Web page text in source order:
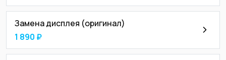
Замена дисплея (оригинал)
1 890 ₽